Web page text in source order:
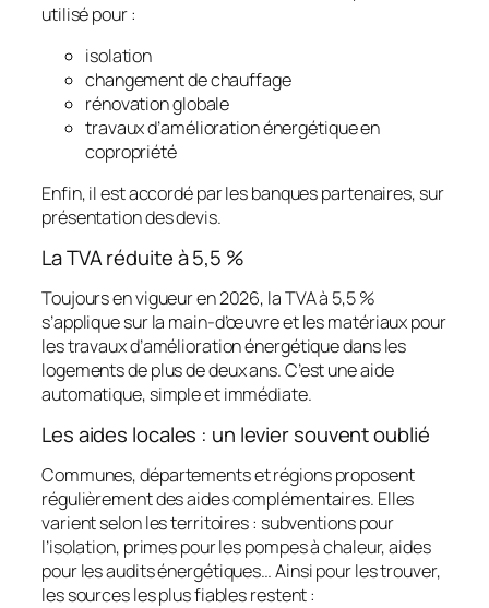
utilisé pour :
isolation
changement de chauffage
rénovation globale
travaux d’amélioration énergétique en
copropriété
Enfin, il est accordé par les banques partenaires, sur
présentation des devis.
La TVA réduite à 5,5 %
Toujours en vigueur en 2026, la TVA à 5,5 %
s’applique sur la main‑d’œuvre et les matériaux pour
les travaux d’amélioration énergétique dans les
logements de plus de deux ans. C’est une aide
automatique, simple et immédiate.
Les aides locales : un levier souvent oublié
Communes, départements et régions proposent
régulièrement des aides complémentaires. Elles
varient selon les territoires : subventions pour
l’isolation, primes pour les pompes à chaleur, aides
pour les audits énergétiques… Ainsi pour les trouver,
les sources les plus fiables restent :